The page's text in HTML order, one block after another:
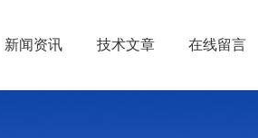
新闻资讯 技术文章 在线留言